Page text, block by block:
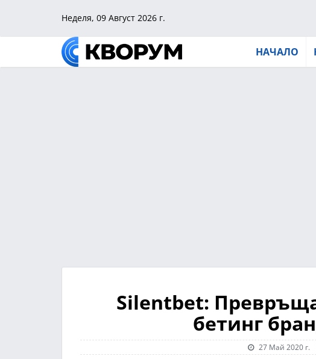
Неделя, 09 Август 2026 г.
НАЧАЛО
Silentbet:
бетинг
27 Май 2020 г.